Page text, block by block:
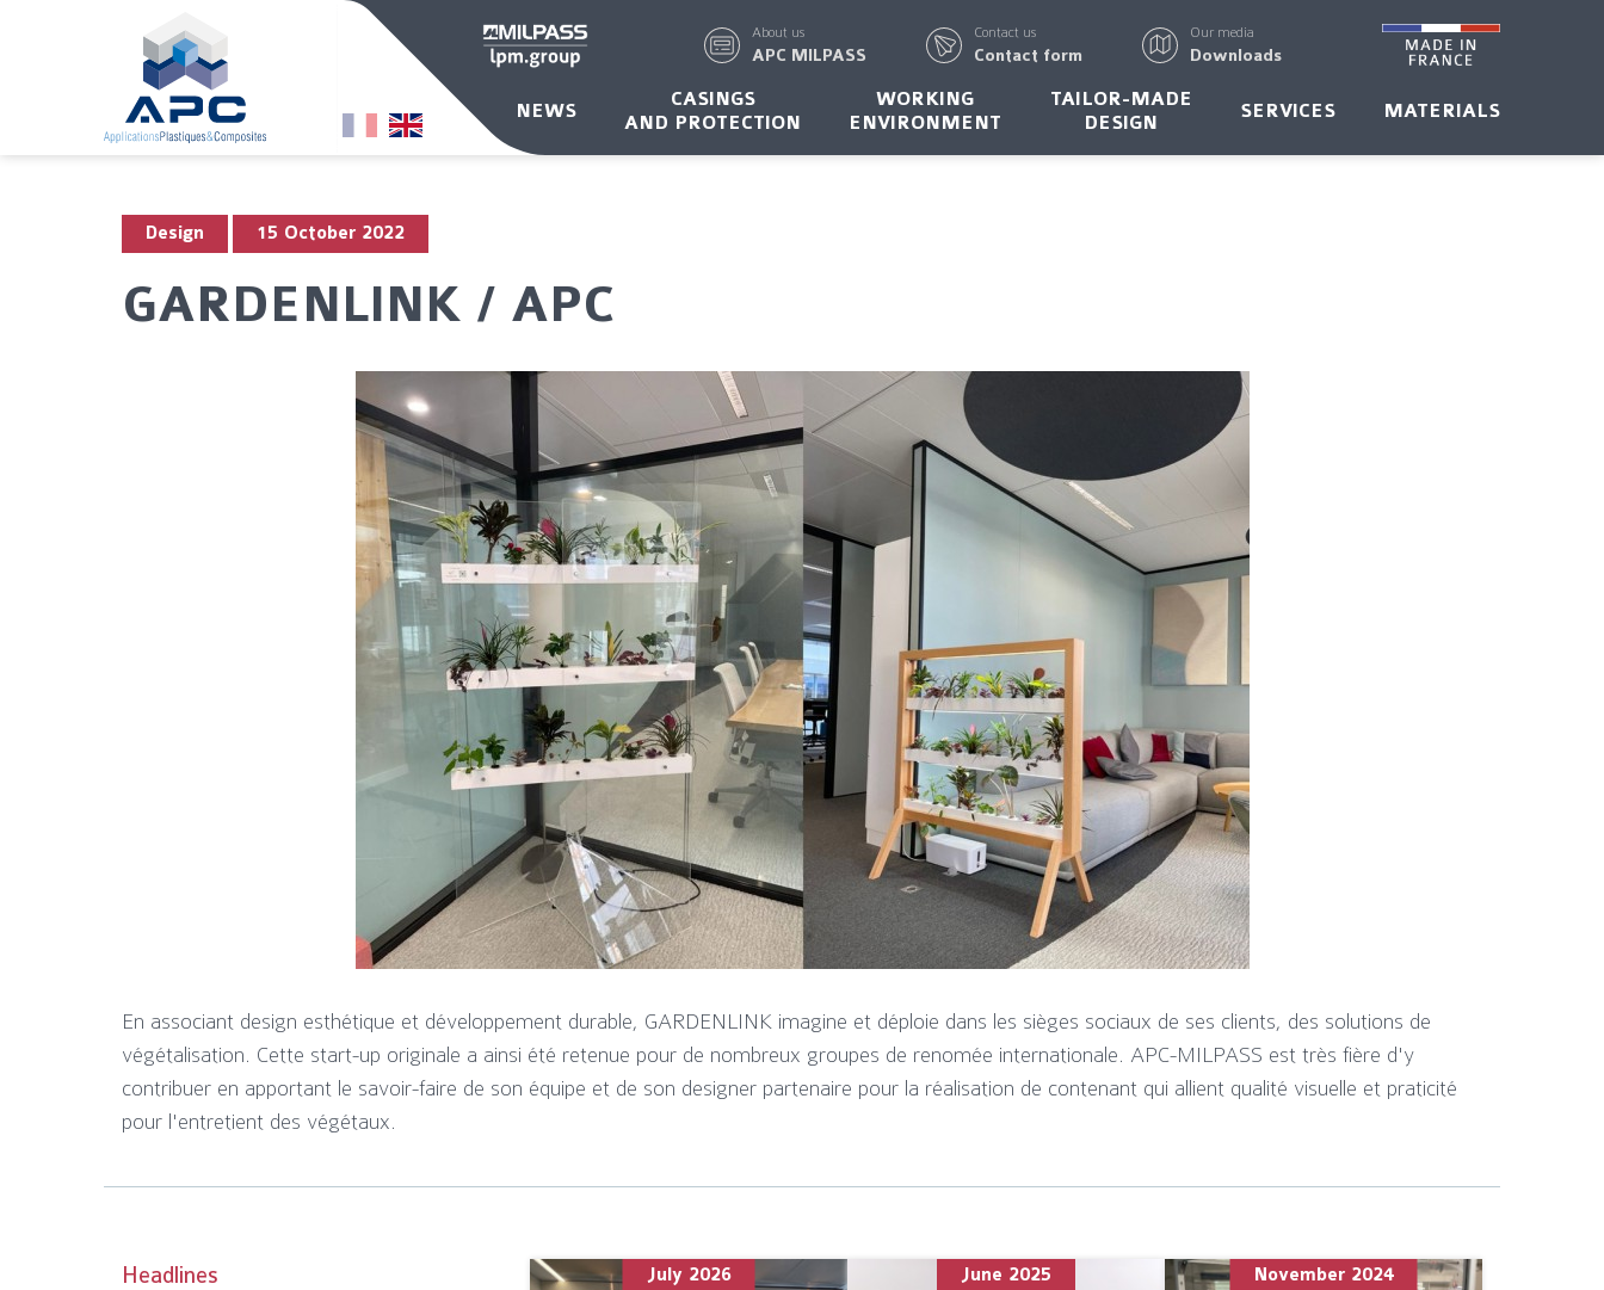
About us
APC MILPASS
Contact us
Contact form
Our media
Downloads
NEWS
CASINGS
AND PROTECTION
WORKING
ENVIRONMENT
TAILOR-MADE
DESIGN
SERVICES MATERIALS
Design 15 October 2022
GARDENLINK / APC
En associant design esthétique et développement durable, GARDENLINK imagine et déploie dans les sièges sociaux de ses clients, des solutions de
végétalisation. Cette start-up originale a ainsi été retenue pour de nombreux groupes de renomée internationale. APC-MILPASS est très fière d'y
contribuer en apportant le savoir-faire de son équipe et de son designer partenaire pour la réalisation de contenant qui allient qualité visuelle et praticité
pour l'entretient des végétaux.
Headlines July 2026 June 2025 November 2024